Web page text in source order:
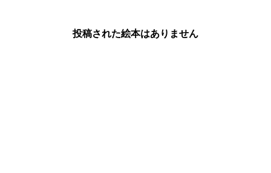
投稿された絵本はありません